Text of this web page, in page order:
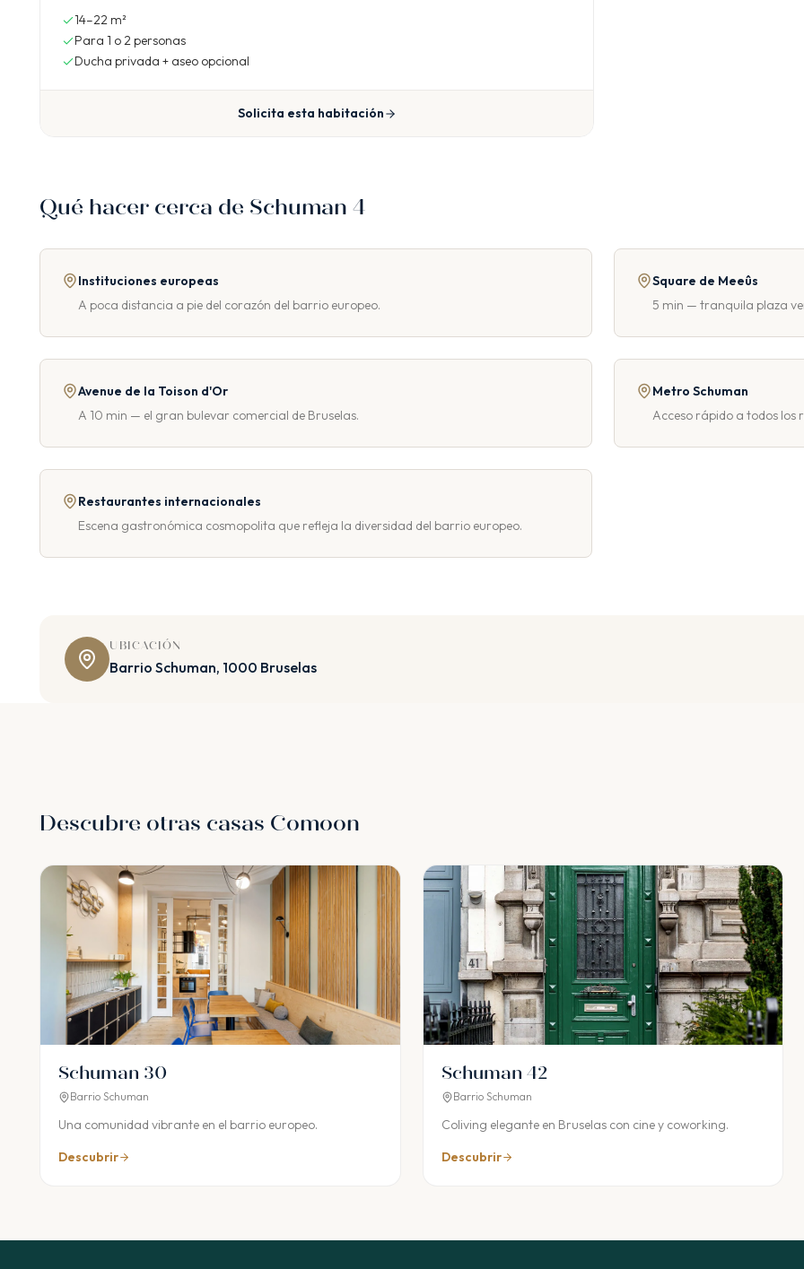
14–22 m²
Para 1 o 2 personas
Ducha privada + aseo opcional
Solicita esta habitación
Qué hacer cerca de Schuman 4
Instituciones europeas
A poca distancia a pie del corazón del barrio europeo.
Square de Meeûs
5 min — tranquila plaza
Avenue de la Toison d'Or
A 10 min — el gran bulevar comercial de Bruselas.
Metro Schuman
Acceso rápido a todos los
Restaurantes internacionales
Escena gastronómica cosmopolita que refleja la diversidad del barrio europeo.
UBICACIÓN
Barrio Schuman, 1000 Bruselas
Descubre otras casas Comoon
Schuman 30
Barrio Schuman
Una comunidad vibrante en el barrio europeo.
Descubrir
Schuman 42
Barrio Schuman
Coliving elegante en Bruselas con cine y coworking.
Descubrir